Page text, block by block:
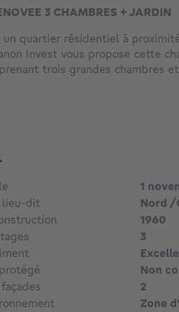
3 CHAMBRES + JARDIN
un quartier résidentiel à
Invest vous propose cette
trois grandes chambres
: Un spacieux séjour avec
(four, taque au gaz,
Ouest.
: Deux toilettes séparées (une
Deux belles chambres disposant
: Une grande chambre et une
pour la buanderie.
: Un grenier de rangement.
la maison bénéficie de
isolée en 2024, toiture
de panneaux solaires en
caves en sous-sol, d'une
1
lieu-dit
Nord /
1960
3
Non
2
Zone